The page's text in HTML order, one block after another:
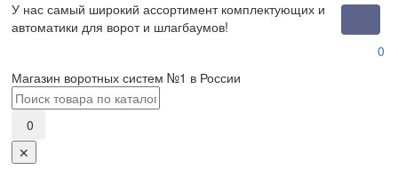
У нас самый широкий ассортимент комплектующих и
автоматики для ворот и шлагбаумов!
0
Магазин воротных систем №1 в России
0
✕